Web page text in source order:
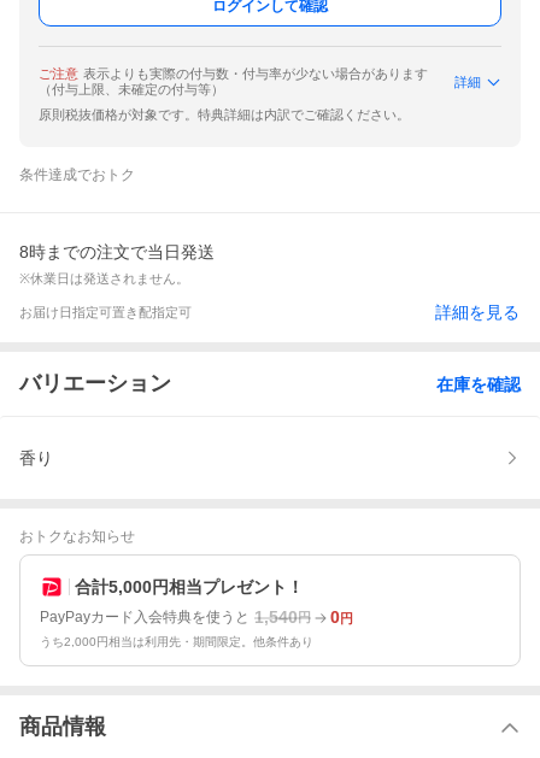
ログインして確認
ご注意 表示よりも実際の付与数・付与率が少ない場合があります
（付与上限、未確定の付与等）
詳細
原則税抜価格が対象です。特典詳細は内訳でご確認ください。
条件達成でおトク
8時までの注文で当日発送
※休業日は発送されません。
お届け日指定可置き配指定可 詳細を見る
バリエーション 在庫を確認
香り
おトクなお知らせ
合計5,000円相当プレゼント！
PayPayカード入会特典を使うと 1,540円 0円
うち2,000円相当は利用先・期間限定。他条件あり
商品情報